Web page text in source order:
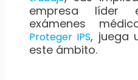
empresa líder
exámenes
Proteger IPS, juega
este ámbito.